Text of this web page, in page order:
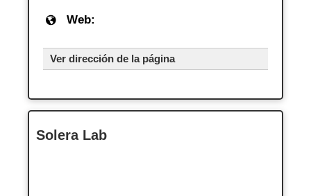
Web:
Ver dirección de la página
Solera Lab